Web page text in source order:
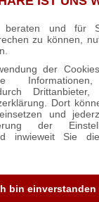
beraten und für
zu können,
der
Dort
und
der
inwieweit Sie
bin einverstanden
1000g